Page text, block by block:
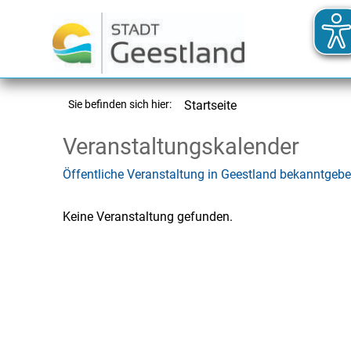
Sie befinden sich hier: Startseite
Veranstaltungskalender
Öffentliche Veranstaltung in Geestland
Keine Veranstaltung gefunden.